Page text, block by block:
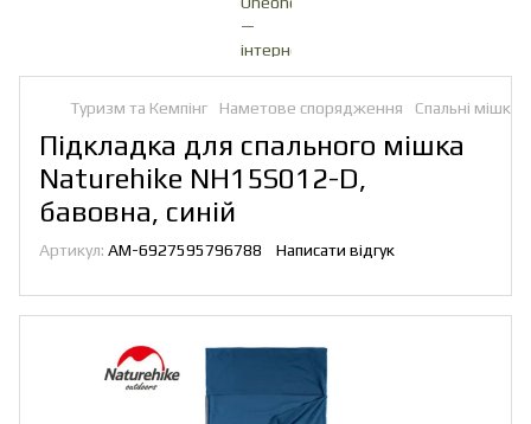
Туризм та Кемпінг Наметове спорядження Спальні мішки
Підкладка для спального мішка
Naturehike NH15S012-D,
бавовна, синій
Артикул: AM-6927595796788 Написати відгук